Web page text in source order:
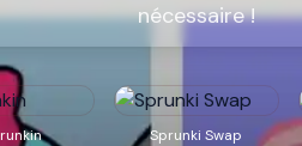
nécessaire !
Sprunki Swap